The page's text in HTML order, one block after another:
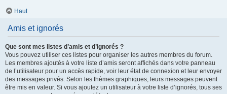
Haut
Amis et ignorés
Que sont mes listes d’amis et d’ignorés ?
Vous pouvez utiliser ces listes pour organiser les autres membres du forum.
Les membres ajoutés à votre liste d’amis seront affichés dans votre panneau
de l’utilisateur pour un accès rapide, voir leur état de connexion et leur envoyer
des messages privés. Selon les thèmes graphiques, leurs messages peuvent
être mis en valeur. Si vous ajoutez un utilisateur à votre liste d’ignorés, tous ses